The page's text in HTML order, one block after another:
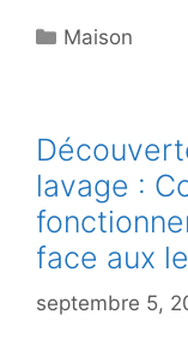
Catégories
Maison
lavage :
face aux
septembre 5,